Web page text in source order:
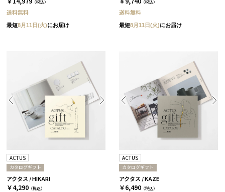
（税込）
送料無料
最短8月11日(火)にお届け
（税込）
送料無料
最短8月11日(火)にお届け
ACTUS
カタログギフト
アクタス / HIKARI
￥4,290 （税込）
ACTUS
カタログギフト
アクタス / KAZE
￥6,490 （税込）